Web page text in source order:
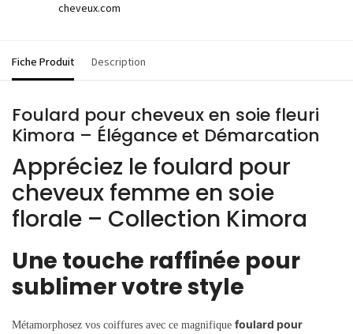
Fiche Produit Description
Foulard pour cheveux en soie fleuri
Kimora – Élégance et Démarcation
Appréciez le foulard pour
cheveux femme en soie
florale – Collection Kimora
Une touche raffinée pour
sublimer votre style
Métamorphosez vos coiffures avec ce magnifique foulard pour